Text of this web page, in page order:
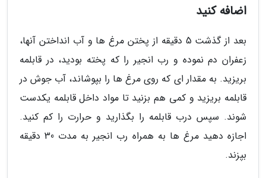
اضافه کنید
بعد از گذشت 5 دقیقه از پختن مرغ ها و آب انداختن آنها،
زعفران دم نموده و رب انجیر را که پخته بودید، در قابلمه
بریزید. به مقدار ای که روی مرغ ها را بپوشاند، آب جوش در
قابلمه بریزید و کمی هم بزنید تا مواد داخل قابلمه یکدست
شوند. سپس درب قابلمه را بگذارید و حرارت را کم کنید.
اجازه دهید مرغ ها به همراه رب انجیر به مدت 30 دقیقه
بپزند.